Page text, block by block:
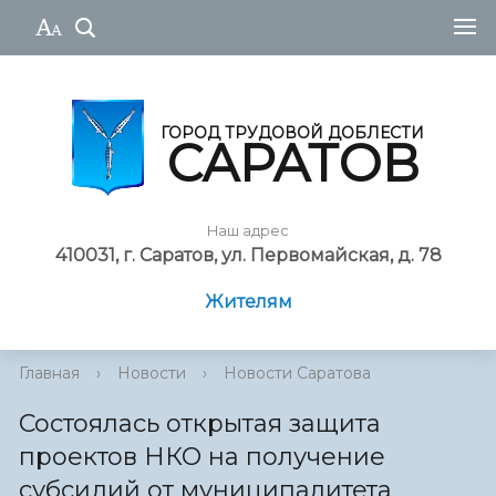
ГОРОД ТРУДОВОЙ ДОБЛЕСТИ
САРАТОВ
Наш адрес
410031, г. Саратов, ул. Первомайская, д. 78
Жителям
Главная › Новости › Новости Саратова
Состоялась открытая защита
проектов НКО на получение
субсидий от муниципалитета